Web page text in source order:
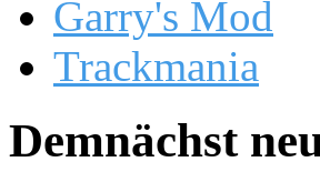
Garry's Mod
Trackmania
Demnächst